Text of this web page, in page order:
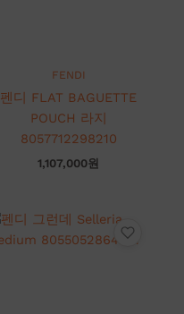
FENDI
펜디 FLAT BAGUETTE
POUCH 라지
8057712298210
1,107,000원